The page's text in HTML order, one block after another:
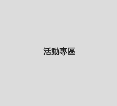
活動專區